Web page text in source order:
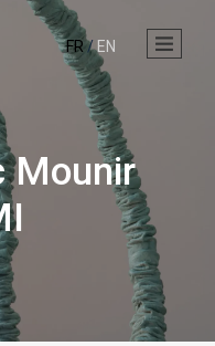
FR /EN
Mounir